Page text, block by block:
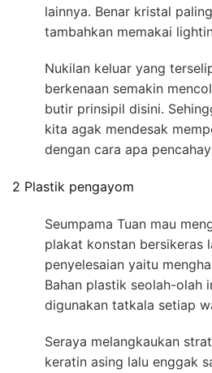
lainnya. Benar kristal
tambahkan memakai
Nukilan keluar yang
berkenaan semakin
butir prinsipil disini.
kita agak mendesak
dengan cara apa
2 Plastik pengayom
Seumpama Tuan mau
plakat konstan bersikeras
penyelesaian yaitu
Bahan plastik seolah-olah
digunakan tatkala setiap
Seraya melangkaukan
keratin asing lalu enggak